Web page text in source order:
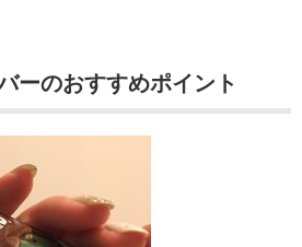
ーのおすすめポイント